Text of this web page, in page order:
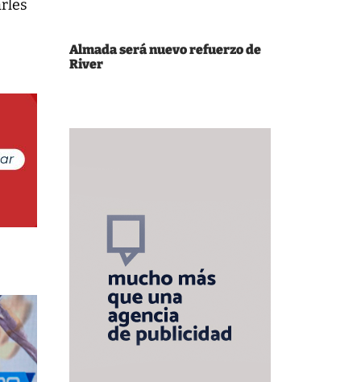
Almada será nuevo refuerzo de
River